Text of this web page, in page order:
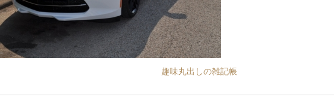
趣味丸出しの雑記帳